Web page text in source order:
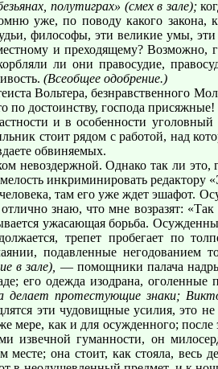
полутиграх» (смех в зале);
уже, по поводу какого закона,
философы, эти великие умы,
и преходящему? Возможно,
ли они правосудие,
(Всеобщее одобрение.)
Вольтера, безнравственного
по достоинству, господа присяжные!
и в особенности
стоит рядом с работой, над
обвиняемых.
невоздержной. Однако так ли это,
инкриминировать редактору
там его уже ждет эшафот.
знаю, что мне возразят:
ужасающая борьба.
трепет пробегает по
подавленные негодованием
в зале), — помощники палача
его одежда изодрана, оголенные
делает протестующие знаки;
эти чудовищные усилия, это
как и для осужденного; после
извечной гуманности, он
она стоит, как стояла, весь